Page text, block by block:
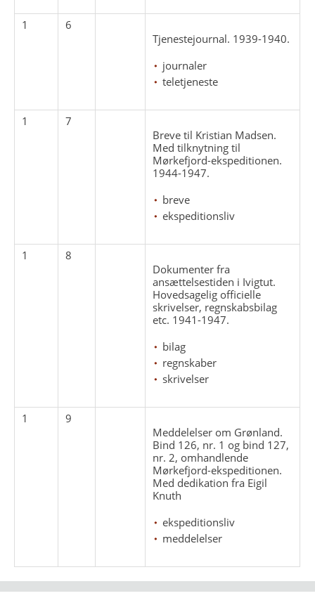
1
6
Tjenestejournal. 1939-1940.
journaler
teletjeneste
1
7
Breve til Kristian Madsen.
Med tilknytning til
Mørkefjord-ekspeditionen.
1944-1947.
breve
ekspeditionsliv
1
8
Dokumenter fra
ansættelsestiden i Ivigtut.
Hovedsagelig officielle
skrivelser, regnskabsbilag
etc. 1941-1947.
bilag
regnskaber
skrivelser
1
9
Meddelelser om Grønland.
Bind 126, nr. 1 og bind 127,
nr. 2, omhandlende
Mørkefjord-ekspeditionen.
Med dedikation fra Eigil
Knuth
ekspeditionsliv
meddelelser